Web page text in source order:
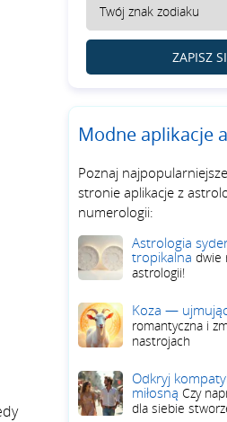
ZAPISZ
Modne aplikacje
Poznaj
stronie aplikacje z
numerologii:
Astrologia
tropikalna dwie
astrologii!
Koza —
romantyczna i
nastrojach
Odkryj
miłosną Czy
dla siebie